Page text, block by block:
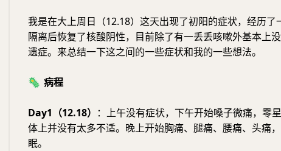
我是在大上周日（12.18）这天出现了初阳的症状，经历了
隔离后恢复了核酸阴性，目前除了有一丢丢咳嗽外基本上
遗症。来总结一下这之间的一些症状和我的一些想法。
🦠 病程
Day1（12.18） ：上午没有症状，下午开始嗓子微痛，零
体上并没有太多不适。晚上开始胸痛、腿痛、腰痛、头痛
眠。